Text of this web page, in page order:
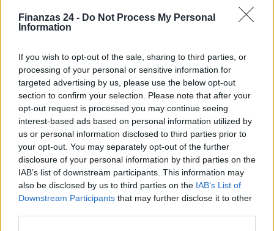
Finanzas 24 - Do Not Process My Personal
Information
If you wish to opt-out of the sale, sharing to third parties, or
processing of your personal or sensitive information for
targeted advertising by us, please use the below opt-out
section to confirm your selection. Please note that after your
opt-out request is processed you may continue seeing
interest-based ads based on personal information utilized by
us or personal information disclosed to third parties prior to
your opt-out. You may separately opt-out of the further
disclosure of your personal information by third parties on the
IAB’s list of downstream participants. This information may
also be disclosed by us to third parties on the IAB’s List of
Downstream Participants that may further disclose it to other